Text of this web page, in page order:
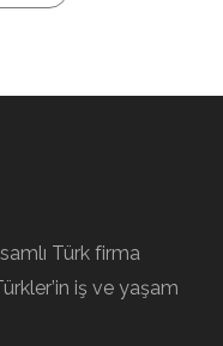
Türk firma
iş ve yaşam